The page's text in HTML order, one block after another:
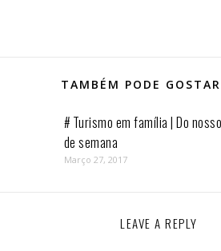
TAMBÉM PODE
# Turismo em família | Do
de semana
Março 27, 2017
LEAVE A REPLY